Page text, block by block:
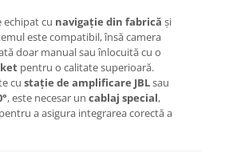
echipat cu navigație din fabrică și
este compatibil, însă camera
doar manual sau înlocuită cu o
pentru o calitate superioară.
cu stație de amplificare JBLsau
, este necesar un cablaj special,
a asigura integrarea corectă a